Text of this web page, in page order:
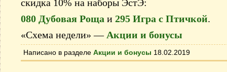
скидка 10% на наборы ЭстЭ:
080 Дубовая Роща и 295 Игра с Птичкой.
«Схема недели» — Акции и бонусы
Написано в разделе Акции и бонусы 18.02.2019